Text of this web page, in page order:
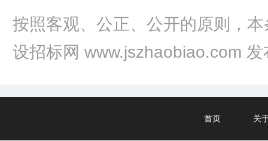
按照客观、公正、公开的原则，
设招标网 www.jszhaobiao.com 发
首页 关